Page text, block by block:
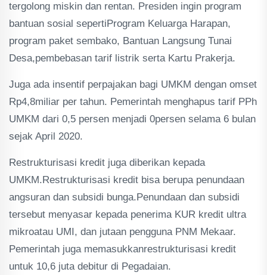
tergolong miskin dan rentan. Presiden ingin program
bantuan sosial sepertiProgram Keluarga Harapan,
program paket sembako, Bantuan Langsung Tunai
Desa,pembebasan tarif listrik serta Kartu Prakerja.
Juga ada insentif perpajakan bagi UMKM dengan omset
Rp4,8miliar per tahun. Pemerintah menghapus tarif PPh
UMKM dari 0,5 persen menjadi 0persen selama 6 bulan
sejak April 2020.
Restrukturisasi kredit juga diberikan kepada
UMKM.Restrukturisasi kredit bisa berupa penundaan
angsuran dan subsidi bunga.Penundaan dan subsidi
tersebut menyasar kepada penerima KUR kredit ultra
mikroatau UMI, dan jutaan pengguna PNM Mekaar.
Pemerintah juga memasukkanrestrukturisasi kredit
untuk 10,6 juta debitur di Pegadaian.